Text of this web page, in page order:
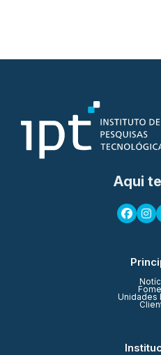
Aqui
Unidades